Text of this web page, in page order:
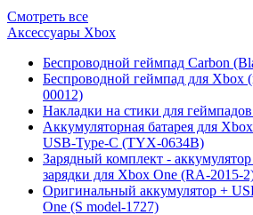
Смотреть все
Аксессуары Xbox
Беспроводной геймпад Carbon
Беспроводной геймпад для Xbox
00012)
Накладки на стики для
Аккумуляторная батарея для
USB-Type-C (TYX-0634B)
Зарядный комплект -
зарядки для Xbox One (RA-2015-
Оригинальный аккумулятор +
One (S model-1727)